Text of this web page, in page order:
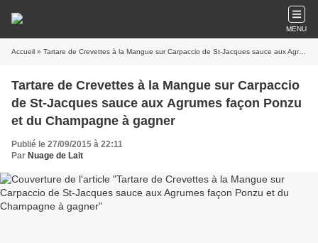
MENU
Accueil » Tartare de Crevettes à la Mangue sur Carpaccio de St-Jacques sauce aux Agrumes façon Ponzu et du Champagne à gagner
Tartare de Crevettes à la Mangue sur Carpaccio
de St-Jacques sauce aux Agrumes façon Ponzu
et du Champagne à gagner
Publié le 27/09/2015 à 22:11
Par Nuage de Lait